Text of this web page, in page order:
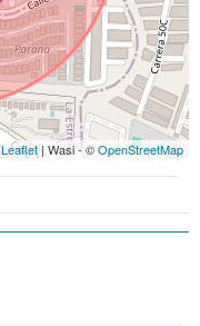
Leaflet| Wasi - ©OpenStreetMap